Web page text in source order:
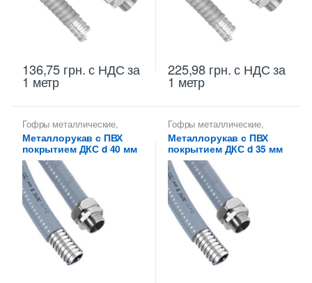
136,75 грн.с НДС за
1 метр
225,98 грн.с НДС за
1 метр
Гофры металлические,
Металлорукава 40 мм,
Металлорукава для защиты
кабеля,Металлорукава
оцинкованные
Металлорукав с ПВХ
покрытием ДКС d 40 мм
Гофры металлические,
Металлорукава 35 мм,
Металлорукава для защиты
кабеля,Металлорукава
оцинкованные
Металлорукав с ПВХ
покрытием ДКС d 35 мм